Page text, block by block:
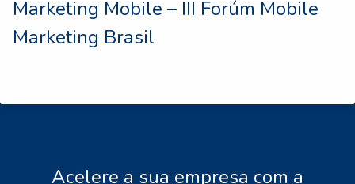
Marketing Mobile – III Forúm Mobile
Marketing Brasil
Acelere a sua empresa com a